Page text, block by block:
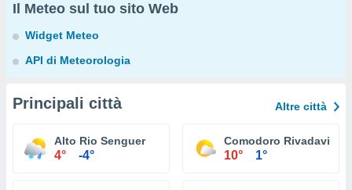
Il Meteo sul tuo sito Web
Widget Meteo
API di Meteorologia
Principali città Altre città
Alto Rio Senguer
4° -4°
Comodoro Rivadavia
10° 1°